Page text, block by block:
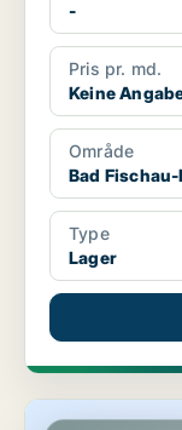
-
Pris pr. md.
Keine
Område
Bad
Type
Lager
Lager in Bad